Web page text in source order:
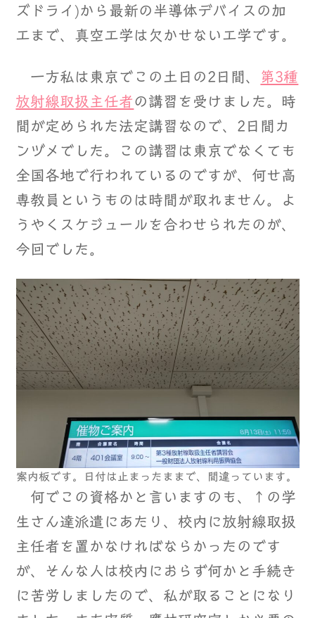
ズドライ)から最新の半導体デバイスの加
工まで、真空工学は欠かせない工学です。
一方私は東京でこの土日の2日間、 第3種
放射線取扱主任者 の講習を受けました。時
間が定められた法定講習なので、2日間カ
ンヅメでした。この講習は東京でなくても
全国各地で行われているのですが、何せ高
専教員というものは時間が取れません。よ
うやくスケジュールを合わせられたのが、
今回でした。
案内板です。日付は止まったままで、間違っています。
何でこの資格かと言いますのも、↑の学
生さん達派遣にあたり、校内に放射線取扱
主任者を置かなければならかったのです
が、そんな人は校内におらず何かと手続き
に苦労しましたので、私が取ることになり